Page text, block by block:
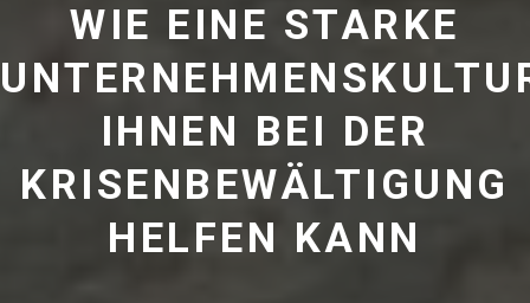
WIE EINE STARKE
IHNEN BEI DER
KRISENBEWÄLTIGUNG
HELFEN KANN